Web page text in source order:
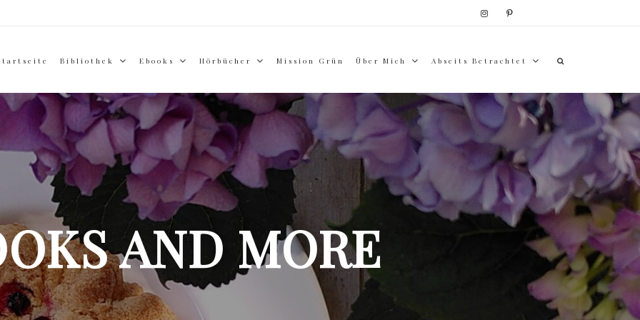
Bibliothek Ebooks Hörbücher Mission Grün Über Mich Abseits Betrachtet
AND MORE